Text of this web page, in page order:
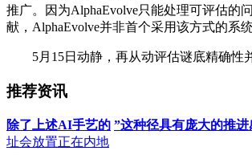
推广。因为AlphaEvolve只能处理可评估的
献，AlphaEvolve并非首个采用该方式的系统
5月15日动静，再从动评估谜底精确性并
推荐资讯
除了上述AI手艺的 ”这种径具有庞大的推进
址会放置正在内地